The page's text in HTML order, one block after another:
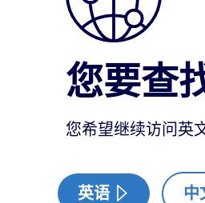
您要查
您希望继续访问英
英语 中